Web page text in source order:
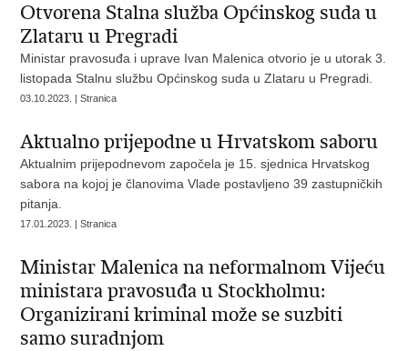
Otvorena Stalna služba Općinskog suda u
Zlataru u Pregradi
Ministar pravosuđa i uprave Ivan Malenica otvorio je u utorak 3.
listopada Stalnu službu Općinskog suda u Zlataru u Pregradi.
03.10.2023. | Stranica
Aktualno prijepodne u Hrvatskom saboru
Aktualnim prijepodnevom započela je 15. sjednica Hrvatskog
sabora na kojoj je članovima Vlade postavljeno 39 zastupničkih
pitanja.
17.01.2023. | Stranica
Ministar Malenica na neformalnom Vijeću
ministara pravosuđa u Stockholmu:
Organizirani kriminal može se suzbiti
samo suradnjom